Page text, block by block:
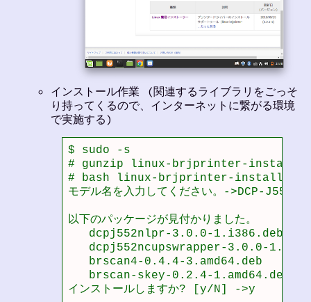
インストール作業 (関連するライブラリをごっそ
り持ってくるので、インターネットに繋がる環境
で実施する)
$ sudo -s
# gunzip linux-brjprinter-
# bash linux-brjprinter-installer-
モデル名を入力してください。->DCP-J552N
以下のパッケージが見付かりました。
   dcpj552nlpr-3.0.0-1.i386.deb
dcpj552ncupswrapper-3.0.0-
   brscan4-0.4.4-3.amd64.deb
   brscan-skey-0.2.4-1.amd64.deb
インストールしますか? [y/N] ->y